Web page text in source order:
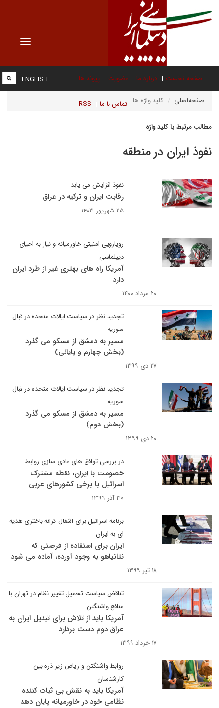
Toggle
صفحه نخست درباره ما عضویت پیوند ها
تماس با ما RSS
ENGLISH
صفحه‌اصلی کلید واژه ها
مطالب مرتبط با کلید واژه
نفوذ ایران در منطقه
نفوذ افزایش می یابد
رقابت ایران و ترکیه در عراق
۲۵ شهریور ۱۴۰۳
رویارویی امنیتی خاورمیانه و نیاز به احیای
دیپلماسی
آمریکا راه های بهتری غیر از طرد ایران
دارد
۲۰ مرداد ۱۴۰۰
تجدید نظر در سیاست ایالات متحده در قبال
سوریه
مسیر به دمشق از مسکو می گذرد
(بخش چهارم و پایانی)
۲۷ دی ۱۳۹۹
تجدید نظر در سیاست ایالات متحده در قبال
سوریه
مسیر به دمشق از مسکو می گذرد
(بخش دوم)
۲۰ دی ۱۳۹۹
در بررسی توافق های عادی سازی روابط
خصومت با ایران، نقطه مشترک
اسرائیل با برخی کشورهای عربی
۳۰ آذر ۱۳۹۹
برنامه اسرائیل برای اشغال کرانه باختری هدیه
ای به ایران
ایران برای استفاده از فرصتی که
نتانیاهو به وجود آورده، آماده می شود
۱۸ تیر ۱۳۹۹
تناقض سیاست تحمیل تغییر نظام در تهران با
منافع واشنگتن
آمریکا باید از تلاش برای تبدیل ایران به
عراق دوم دست بردارد
۱۷ خرداد ۱۳۹۹
روابط واشنگتن و ریاض زیر ذره بین
کارشناسان
آمریکا باید به نقش بی ثبات کننده
نظامی خود در خاورمیانه پایان دهد